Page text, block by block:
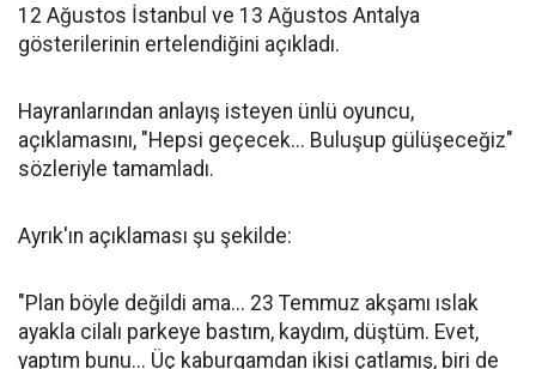
12 Ağustos İstanbul ve 13 Ağustos Antalya
gösterilerinin ertelendiğini açıkladı.
Hayranlarından anlayış isteyen ünlü oyuncu,
açıklamasını, "Hepsi geçecek... Buluşup gülüşeceğiz"
sözleriyle tamamladı.
Ayrık'ın açıklaması şu şekilde:
"Plan böyle değildi ama... 23 Temmuz akşamı ıslak
ayakla cilalı parkeye bastım, kaydım, düştüm. Evet,
yaptım bunu... Üç kaburgamdan ikisi çatlamış, biri de